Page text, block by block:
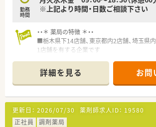
勤務
時間
※上記より時間・日数ご相談下さい
・・＊ 薬局の特徴 ＊・・
■栃木県下14店舗、東京都内2店舗、埼玉県
1店舗を有する企業です
務も積極的に行っています
■会社独自の教育システムでスキルアップし
詳細を見る お問
更新日： 2026/07/30 薬剤師求人ID： 19580
正社員
調剤薬局